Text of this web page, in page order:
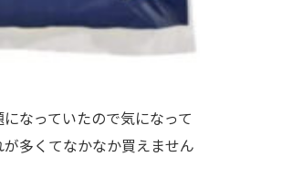
なっていたので気になって
多くてなかなか買えません